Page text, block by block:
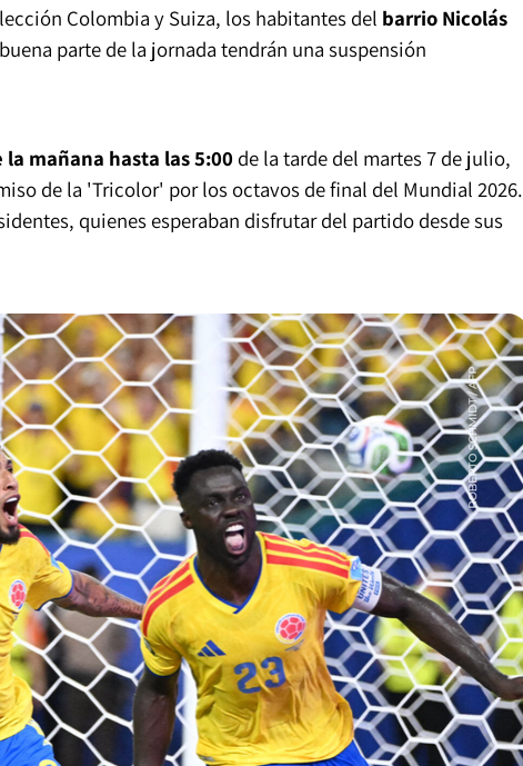
Colombia y Suiza, los habitantes del barrio Nicolás
parte de la jornada tendrán una suspensión
la mañana hasta las 5:00 de la tarde del martes 7 de julio,
de la 'Tricolor' por los octavos de final del Mundial 2026.
quienes esperaban disfrutar del partido desde sus